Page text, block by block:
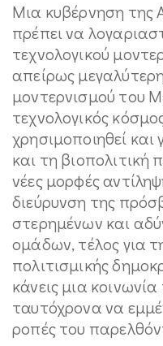
Μια κυβέρνηση της
πρέπει να
τεχνολογικού
απείρως
μοντερνισμού του
τεχνολογικός
χρησιμοποιηθεί και
και τη βιοπολιτική
νέες μορφές
διεύρυνση της
στερημένων και
ομάδων, τέλος για
πολιτισμικής
κάνεις μια
ταυτόχρονα να
ροπές του